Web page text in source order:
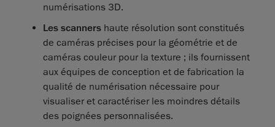
numérisations 3D.
Les scanners haute résolution sont constitués
de caméras précises pour la géométrie et de
caméras couleur pour la texture ; ils fournissent
aux équipes de conception et de fabrication la
qualité de numérisation nécessaire pour
visualiser et caractériser les moindres détails
des poignées personnalisées.